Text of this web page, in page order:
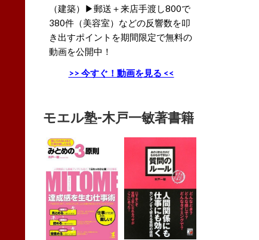
（建築）▶郵送＋来店手渡し800で
380件（美容室）などの反響数を叩
き出すポイントを期間限定で無料の
動画を公開中！
>> 今すぐ！動画を見る <<
モエル塾-木戸一敏著書籍